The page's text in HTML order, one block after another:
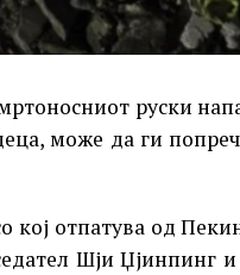
руски
може да ги
отпатува од
Шји Џјинпинг и